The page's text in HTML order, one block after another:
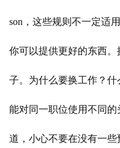
son，这些规则不一定适
你可以提供更好的东西
子。为什么要换工作？
能对同一职位使用不同
道，小心不要在没有一